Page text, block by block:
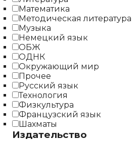
Математика
Методическая литература
Музыка
Немецкий язык
ОБЖ
ОДНК
Окружающий мир
Прочее
Русский язык
Технология
Физкультура
Французский язык
Шахматы
Издательство